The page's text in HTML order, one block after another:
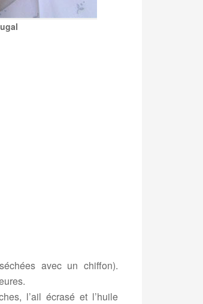
avec un chiffon).
l’ail écrasé et l’huile